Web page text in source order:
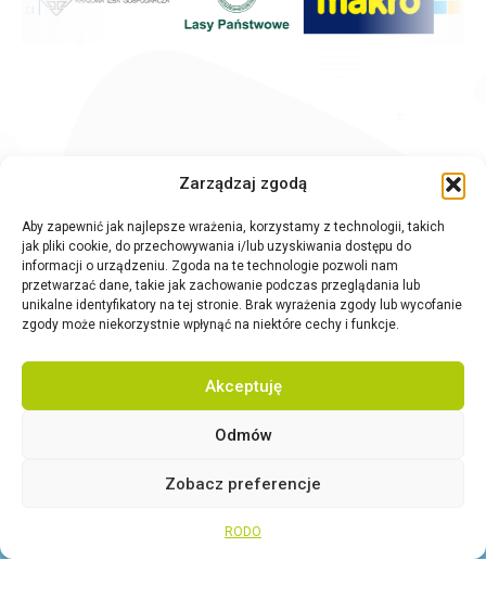
Zarządzaj zgodą
Aby zapewnić jak najlepsze wrażenia, korzystamy z technologii, takich
jak pliki cookie, do przechowywania i/lub uzyskiwania dostępu do
informacji o urządzeniu. Zgoda na te technologie pozwoli nam
przetwarzać dane, takie jak zachowanie podczas przeglądania lub
unikalne identyfikatory na tej stronie. Brak wyrażenia zgody lub wycofanie
zgody może niekorzystnie wpłynąć na niektóre cechy i funkcje.
Akceptuję
Odmów
Zobacz preferencje
RODO
WSPÓLNIE DLA HARCERSKIEJ MISJI
Twoje wsparcie, nasza